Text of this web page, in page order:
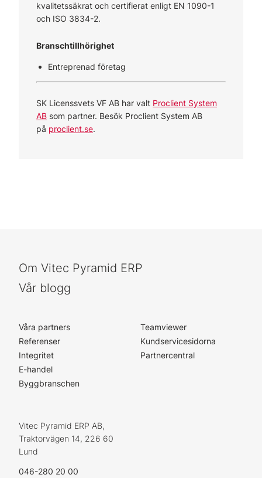
kvalitetssäkrat och certifierat enligt EN 1090-1
och ISO 3834-2.
Branschtillhörighet
Entreprenad företag
SK Licenssvets VF AB har valt Proclient System
AB som partner. Besök Proclient System AB
på proclient.se.
Om Vitec Pyramid ERP
Vår blogg
Våra partners
Referenser
Integritet
E-handel
Byggbranschen
Teamviewer
Kundservicesidorna
Partnercentral
Vitec Pyramid ERP AB,
Traktorvägen 14, 226 60
Lund
046-280 20 00